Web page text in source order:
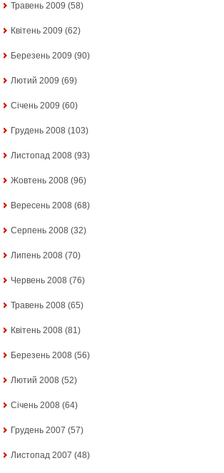
Травень 2009 (58)
Квітень 2009 (62)
Березень 2009 (90)
Лютий 2009 (69)
Січень 2009 (60)
Грудень 2008 (103)
Листопад 2008 (93)
Жовтень 2008 (96)
Вересень 2008 (68)
Серпень 2008 (32)
Липень 2008 (70)
Червень 2008 (76)
Травень 2008 (65)
Квітень 2008 (81)
Березень 2008 (56)
Лютий 2008 (52)
Січень 2008 (64)
Грудень 2007 (57)
Листопад 2007 (48)